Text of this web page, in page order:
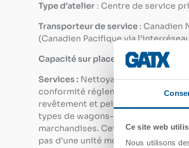
Ce site web
Nous utilisons
Type d’atelier : Centre de service
Transporteur de service: Canadien
(Canadien Pacifique via
Capacité sur place
: 150 wagons
Services : Nettoyage, réparation
conformité réglementaire, sablage,
revêtement et peinture pour la
types de wagons-citernes et de
marchandises. Cet emplacement
pas d’une unité mobile de